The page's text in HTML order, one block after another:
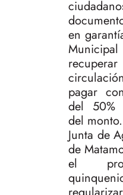
en
pagar
del 50%
del monto.
Junta de
de
el